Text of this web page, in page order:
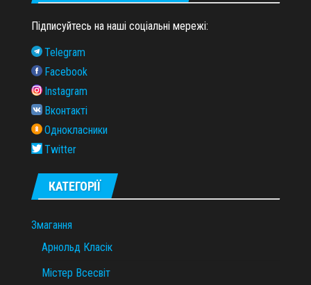
Підписуйтесь на наші соціальні мережі:
Telegram
Facebook
Instagram
Вконтакті
Однокласники
Twitter
КАТЕГОРІЇ
Змагання
Арнольд Класік
Містер Всесвіт